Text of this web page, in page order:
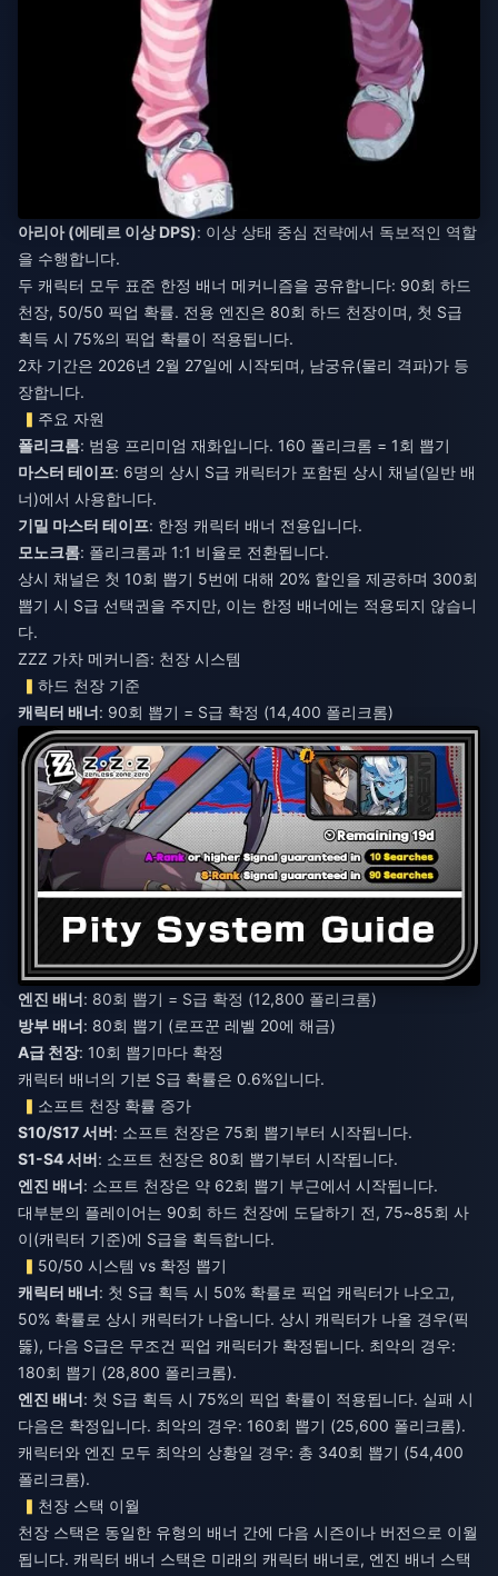
아리아 (에테르 이상 DPS): 이상 상태 중심 전략에서 독보적인 역할
을 수행합니다.
두 캐릭터 모두 표준 한정 배너 메커니즘을 공유합니다: 90회 하드
천장, 50/50 픽업 확률. 전용 엔진은 80회 하드 천장이며, 첫 S급
획득 시 75%의 픽업 확률이 적용됩니다.
2차 기간은 2026년 2월 27일에 시작되며, 남궁유(물리 격파)가 등
장합니다.
주요 자원
폴리크롬: 범용 프리미엄 재화입니다. 160 폴리크롬 = 1회 뽑기
마스터 테이프: 6명의 상시 S급 캐릭터가 포함된 상시 채널(일반 배
너)에서 사용합니다.
기밀 마스터 테이프: 한정 캐릭터 배너 전용입니다.
모노크롬: 폴리크롬과 1:1 비율로 전환됩니다.
상시 채널은 첫 10회 뽑기 5번에 대해 20% 할인을 제공하며 300회
뽑기 시 S급 선택권을 주지만, 이는 한정 배너에는 적용되지 않습니
다.
ZZZ 가차 메커니즘: 천장 시스템
하드 천장 기준
캐릭터 배너: 90회 뽑기 = S급 확정 (14,400 폴리크롬)
엔진 배너: 80회 뽑기 = S급 확정 (12,800 폴리크롬)
방부 배너: 80회 뽑기 (로프꾼 레벨 20에 해금)
A급 천장: 10회 뽑기마다 확정
캐릭터 배너의 기본 S급 확률은 0.6%입니다.
소프트 천장 확률 증가
S10/S17 서버: 소프트 천장은 75회 뽑기부터 시작됩니다.
S1-S4 서버: 소프트 천장은 80회 뽑기부터 시작됩니다.
엔진 배너: 소프트 천장은 약 62회 뽑기 부근에서 시작됩니다.
대부분의 플레이어는 90회 하드 천장에 도달하기 전, 75~85회 사
이(캐릭터 기준)에 S급을 획득합니다.
50/50 시스템 vs 확정 뽑기
캐릭터 배너: 첫 S급 획득 시 50% 확률로 픽업 캐릭터가 나오고,
50% 확률로 상시 캐릭터가 나옵니다. 상시 캐릭터가 나올 경우(픽
뚫), 다음 S급은 무조건 픽업 캐릭터가 확정됩니다. 최악의 경우:
180회 뽑기 (28,800 폴리크롬).
엔진 배너: 첫 S급 획득 시 75%의 픽업 확률이 적용됩니다. 실패 시
다음은 확정입니다. 최악의 경우: 160회 뽑기 (25,600 폴리크롬).
캐릭터와 엔진 모두 최악의 상황일 경우: 총 340회 뽑기 (54,400
폴리크롬).
천장 스택 이월
천장 스택은 동일한 유형의 배너 간에 다음 시즌이나 버전으로 이월
됩니다. 캐릭터 배너 스택은 미래의 캐릭터 배너로, 엔진 배너 스택